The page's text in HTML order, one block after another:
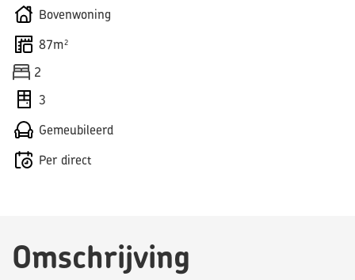
Bovenwoning
87m²
2
3
Gemeubileerd
Per direct
Omschrijving